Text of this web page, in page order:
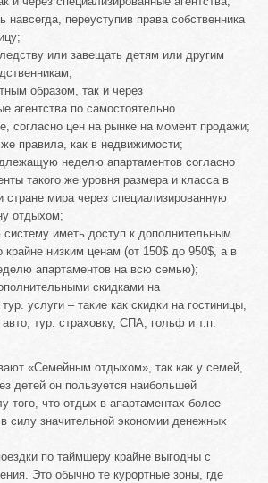
навсегда, переуступив права собственника
или завещать детям или другим
образом, так и через
агентства по самостоятельно
согласно цен на рынке на момент продажи;
правила, как в недвижимости;
неделю апартаментов согласно
такого же уровня размера и класса в
стране мира через специализированную
отдыхом;
иметь доступ к дополнительным
низким ценам (от 150$ до 950$, а в
апартаментов на всю семью);
скидками на
услуги – такие как скидки на гостиницы,
тур. страховку, СПА, гольф и т.п.
«Семейным отдыхом», так как у семей,
детей он пользуется наибольшей
того, что отдых в апартаментах более
силу значительной экономии денежных
по таймшеру крайне выгодны с
Это обычно те курортные зоны, где